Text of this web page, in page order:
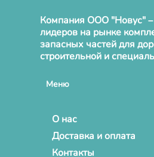
Компания ООО "Новус" –
лидеров на рынке
запасных частей для
строительной и
Меню
О нас
Доставка и оплата
Контакты